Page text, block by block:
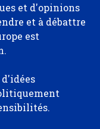
et d'opinions
et à débattre
est